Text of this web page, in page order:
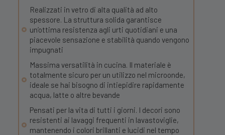
Realizzati in vetro di alta qualità ad alto
spessore. La struttura solida garantisce
un’ottima resistenza agli urti quotidiani e una
piacevole sensazione e stabilità quando vengono
impugnati
Massima versatilità in cucina. Il materiale è
totalmente sicuro per un utilizzo nel microonde,
ideale se hai bisogno di intiepidire rapidamente
acqua, latte o altre bevande
Pensati per la vita di tutti i giorni. I decori sono
resistenti ai lavaggi frequenti in lavastoviglie,
mantenendo i colori brillanti e lucidi nel tempo